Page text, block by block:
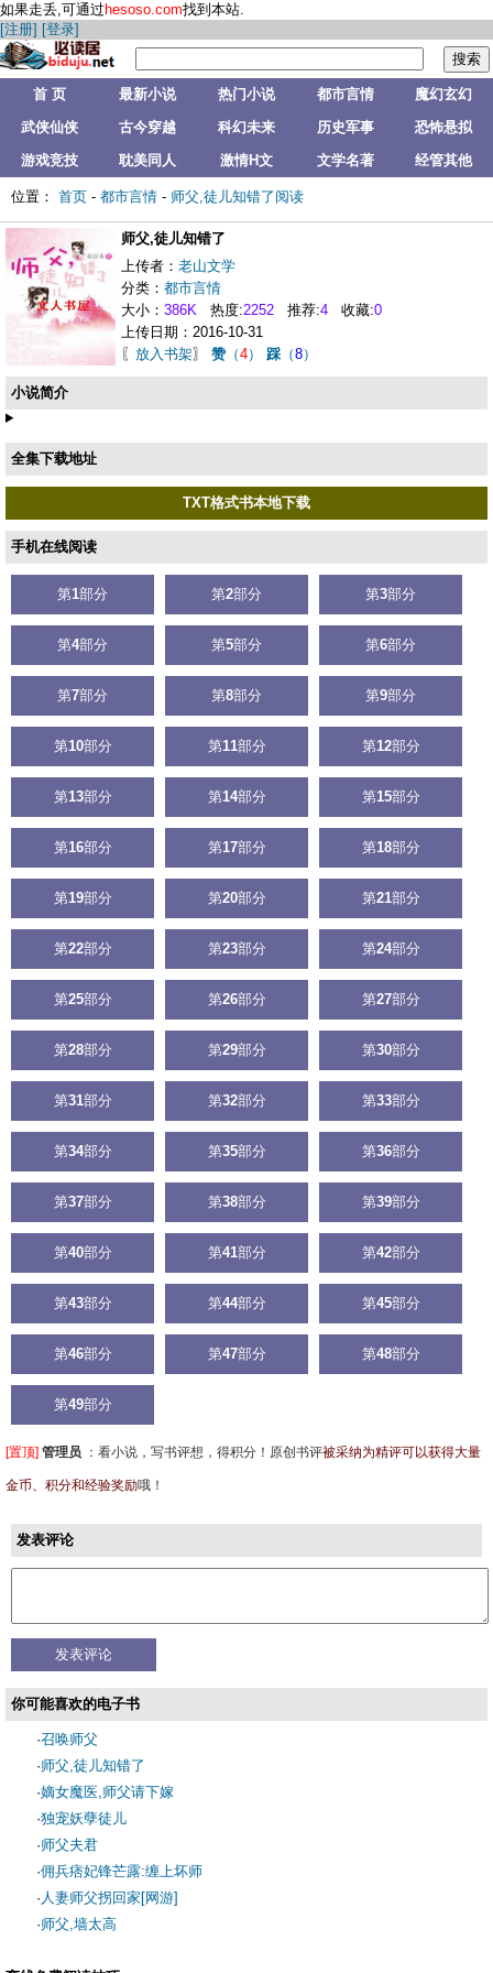
如果走丢,可通过hesoso.com找到本站.
[注册] [登录]
首 页 最新小说 热门小说 都市言情
魔幻玄幻
武侠仙侠
古今穿越 科幻未来 历史军事
恐怖悬拟
游戏竞技
耽美同人 激情H文 文学名著 经管其他
位置： 首页 - 都市言情 - 师父,徒儿知错了阅读
师父,徒儿知错了
上传者： 老山文学
分类： 都市言情
大小： 386K 热度:2252 推荐:4 收藏:0
上传日期：2016-10-31
〖 放入书架〗 赞 （4） 踩（8）
小说简介
全集下载地址
TXT格式书本地下载
手机在线阅读
第1部分 第2部分 第3部分
第4部分 第5部分 第6部分
第7部分 第8部分 第9部分
第10部分 第11部分 第12部分
第13部分 第14部分 第15部分
第16部分 第17部分 第18部分
第19部分 第20部分 第21部分
第22部分 第23部分 第24部分
第25部分 第26部分 第27部分
第28部分 第29部分 第30部分
第31部分 第32部分 第33部分
第34部分 第35部分 第36部分
第37部分 第38部分 第39部分
第40部分 第41部分 第42部分
第43部分 第44部分 第45部分
第46部分 第47部分 第48部分
第49部分
[置顶] 管理员 ： 看小说，写书评想，得积分！原创书评被采纳为精评可以获得大量
金币、积分和经验奖励哦！
发表评论
你可能喜欢的电子书
·召唤师父
·师父,徒儿知错了
·嫡女魔医,师父请下嫁
·独宠妖孽徒儿
·师父夫君
·佣兵痞妃锋芒露:缠上坏师
· 人妻师父拐回家[网游]
·师父,墙太高